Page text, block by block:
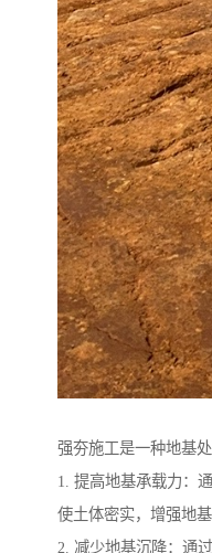
强夯施工是一种地基
1. 提高地基承载力：
使土体密实，增强地基
2. 减少地基沉降：通